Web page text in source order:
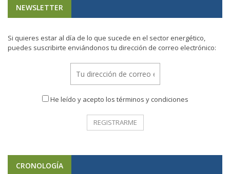
NEWSLETTER
Si quieres estar al día de lo que sucede en el sector energético,
puedes suscribirte enviándonos tu dirección de correo electrónico:
He leído y acepto los términos y condiciones
CRONOLOGÍA